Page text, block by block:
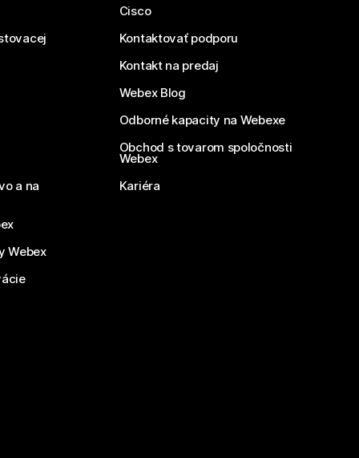
a na
Webex
Cisco
Kontaktovať podporu
Kontakt na predaj
Webex Blog
Odborné kapacity na Webexe
Obchod s tovarom spoločnosti
Webex
Kariéra